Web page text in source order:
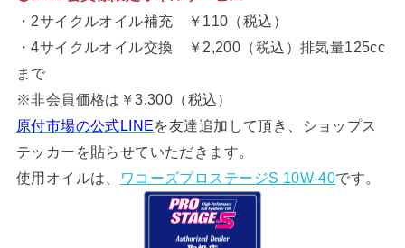
・2サイクルオイル補充 ￥110（税込）
・4サイクルオイル交換 ￥2,200（税込）排気量125cc
まで
※非会員価格は￥3,300（税込）
原付市場の公式LINEを友達追加して頂き、ショップス
テッカーを貼らせていただきます。
使用オイルは、
ワコーズプロステージS 10W-40です。